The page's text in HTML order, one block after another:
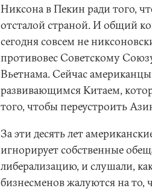
Никсона в Пекин ради того,
отсталой страной. И общий
сегодня совсем не
противовес Советскому
Вьетнама. Сейчас
развивающимся Китаем,
того, чтобы переустроить
За эти десять лет
игнорирует собственные
либерализацию, и слушали,
бизнесменов жалуются на то,